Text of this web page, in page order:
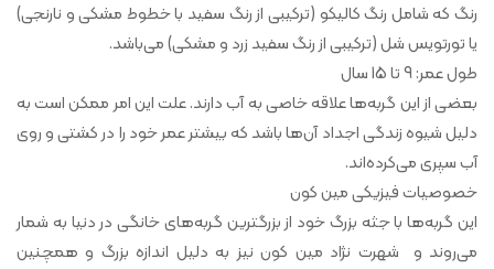
رنگ که شامل رنگ کالیکو (ترکیبی از رنگ سفید با خطوط مشکی و نارنجی)
یا تورتویس شل (ترکیبی از رنگ سفید زرد و مشکی) می‌باشد.
طول عمر: 9 تا 15 سال
بعضی از این گربه‌ها علاقه خاصی به آب دارند. علت این امر ممکن است به
دلیل شیوه زندگی اجداد آن‌ها باشد که بیشتر عمر خود را در کشتی و روی
آب سپری می‌کرده‌اند.
خصوصیات فیزیکی مین کون
این گربه‌ها با جثه بزرگ خود از بزرگترین گربه‌های خانگی در دنیا به شمار
می‌روند و شهرت نژاد مین کون نیز به دلیل اندازه بزرگ و همچنین